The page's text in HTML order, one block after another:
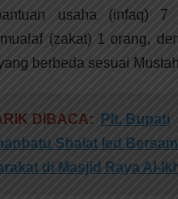
usaha (infaq) 7
(zakat) 1 orang,
berbeda sesuai
DIBACA:
Plt. Bupati
Shalat Ied
di Masjid Raya Al-